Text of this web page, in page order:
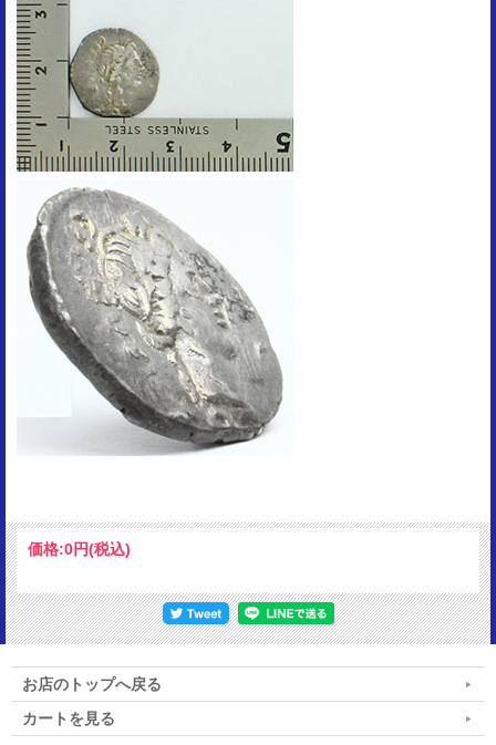
価格:0円(税込)
お店のトップへ戻る
カートを見る